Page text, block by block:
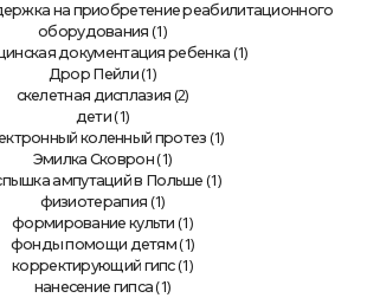
на приобретение реабилитационного
оборудования (1)
документация ребенка (1)
Дрор Пейли(1)
скелетная дисплазия (2)
дети (1)
коленный протез (1)
Эмилка Сковрон (1)
ампутаций в Польше (1)
физиотерапия (1)
формирование культи (1)
фонды помощи детям (1)
корректирующий гипс(1)
нанесение гипса (1)